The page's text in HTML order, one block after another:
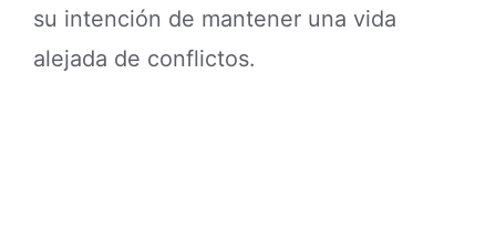
su intención de mantener una vida
alejada de conflictos.